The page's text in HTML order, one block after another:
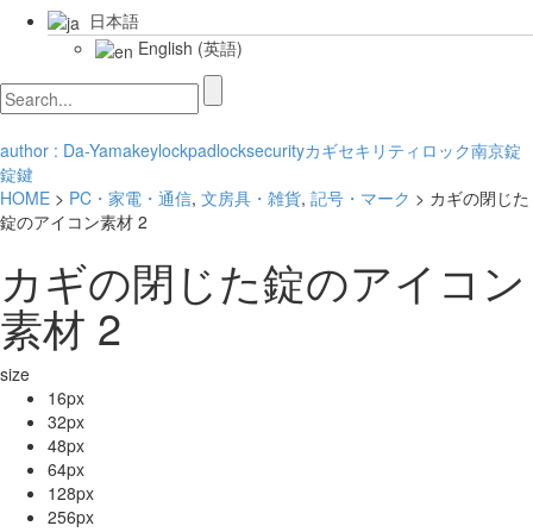
日本語
English (英語)
author : Da-Yamakeylockpadlocksecurityカギセキリティ ロック南京錠
錠鍵
HOME > PC・家電・通信, 文房具・雑貨, 記号・マーク > カギの閉じた
錠のアイコン素材 2
カギの閉じた錠のアイコン
素材 2
size
16px
32px
48px
64px
128px
256px